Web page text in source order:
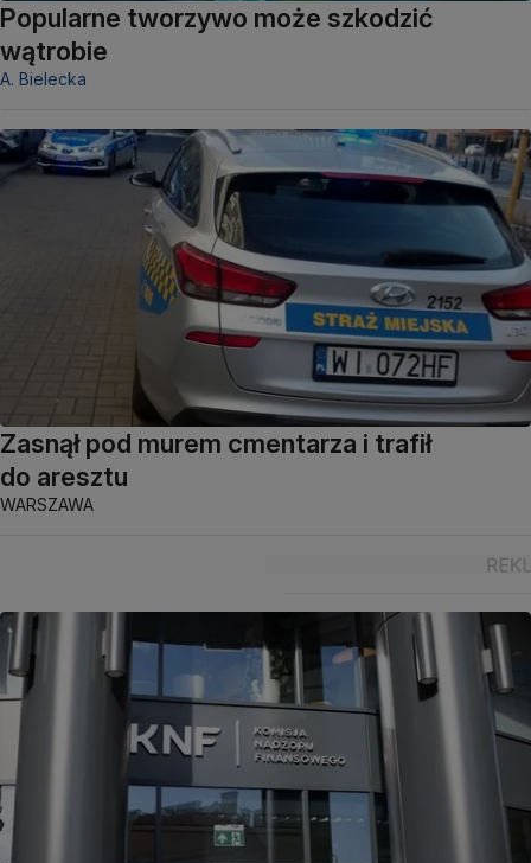
Popularne tworzywo może szkodzić
wątrobie
A. Bielecka
Zasnął pod murem cmentarza i trafił
do aresztu
WARSZAWA